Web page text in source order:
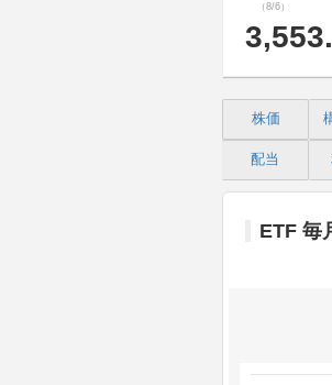
（8/6）
株価
配当
ETF 毎